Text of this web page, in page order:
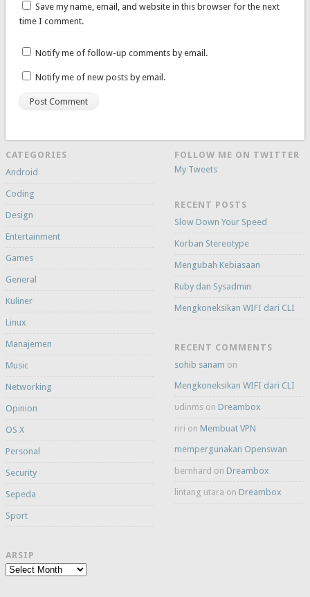
Save my name, email, and website in this browser for the next
time I comment.
Notify me of follow-up comments by email.
Notify me of new posts by email.
CATEGORIES
Android
Coding
Design
Entertainment
Games
General
Kuliner
Linux
Manajemen
Music
Networking
Opinion
OS X
Personal
Security
Sepeda
Sport
ARSIP
Arsip
FOLLOW ME ON TWITTER
My Tweets
RECENT POSTS
Slow Down Your Speed
Korban Stereotype
Mengubah Kebiasaan
Ruby dan Sysadmin
Mengkoneksikan WIFI dari CLI
RECENT COMMENTS
sohib sanam on
Mengkoneksikan WIFI dari CLI
udinms on Dreambox
riri on Membuat VPN
mempergunakan Openswan
bernhard on Dreambox
lintang utara on Dreambox